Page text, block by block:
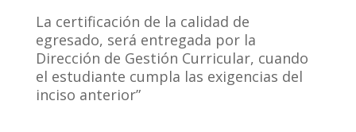
La certificación de la calidad de
egresado, será entregada por la
Dirección de Gestión Curricular, cuando
el estudiante cumpla las exigencias del
inciso anterior”